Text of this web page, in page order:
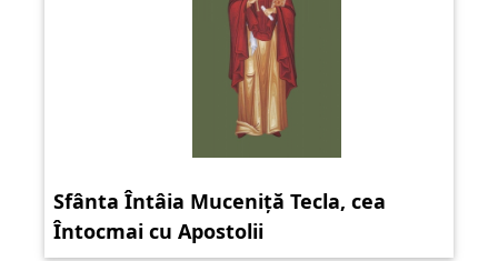
Sfânta Întâia Muceniță Tecla, cea
Întocmai cu Apostolii